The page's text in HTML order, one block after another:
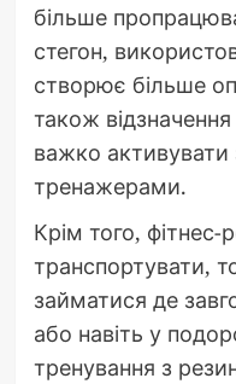
більше
стегон,
створює більше
також відзначення
важко
тренажерами.
Крім того, фітнес-
транспортувати,
займатися де
або навіть у
тренування з